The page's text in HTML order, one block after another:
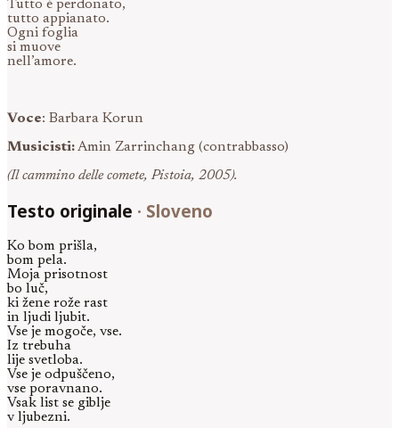
Tutto è perdonato,
tutto appianato.
Ogni foglia
si muove
nell’amore.
Voce: Barbara Korun
Musicisti:Amin Zarrinchang (contrabbasso)
(Il cammino delle comete, Pistoia, 2005).
Testo originale · Sloveno
Ko bom prišla,
bom pela.
Moja prisotnost
bo luč,
ki žene rože rast
in ljudi ljubit.
Vse je mogoče, vse.
Iz trebuha
lije svetloba.
Vse je odpuščeno,
vse poravnano.
Vsak list se giblje
v ljubezni.